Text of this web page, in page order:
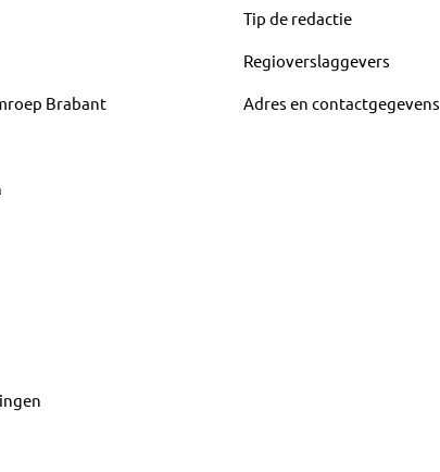
Brabant
Tip de redactie
Regioverslaggevers
Adres en contactgegevens